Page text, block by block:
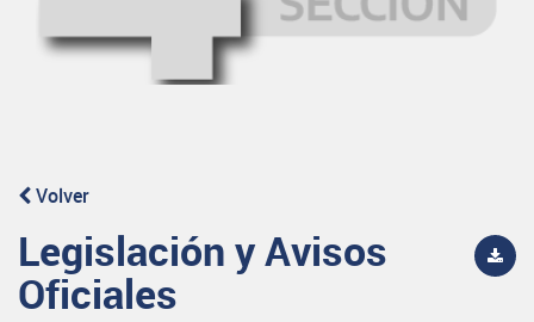
Volver
Legislación y Avisos
Oficiales